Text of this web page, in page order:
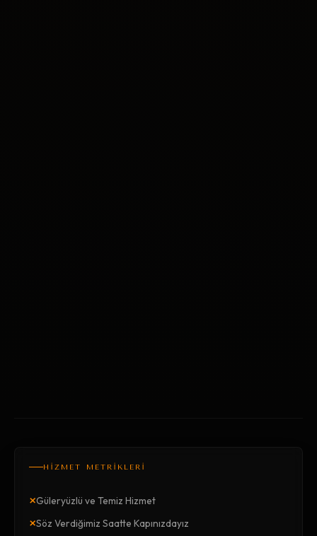
HİZMET METRİKLERİ
×Güleryüzlü ve Temiz Hizmet
×Söz Verdiğimiz Saatte Kapınızdayız